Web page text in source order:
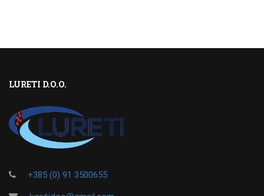
LURETI D.O.O.
+385 (0) 91 3500655